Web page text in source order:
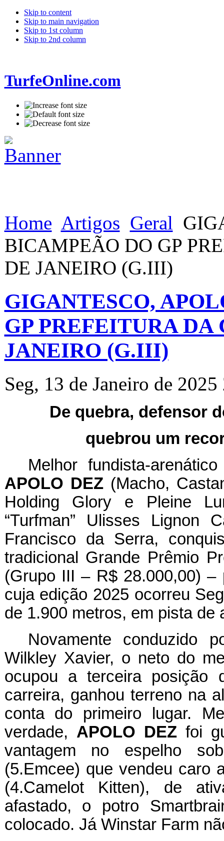
Skip to content
Skip to main navigation
Skip to 1st column
Skip to 2nd column
TurfeOnline.com
Home Artigos Geral
BICAMPEÃO DO GP
DE JANEIRO (G.III)
GIGANTESCO,
GP PREFEITURA
JANEIRO (G.III)
Seg, 13 de Janeiro de
De quebra, defensor
quebrou um
Melhor fundista-
APOLO DEZ(Macho,
Holding Glory e Pleine
“Turfman” Ulisses Lignon
Francisco da Serra,
tradicional Grande Prêmio
(Grupo III – R$ 28.000,00)
cuja edição 2025 ocorreu
de 1.900 metros, em pista de
Novamente conduzido
Wilkley Xavier, o neto do
ocupou a terceira posição
carreira, ganhou terreno na
conta do primeiro lugar.
verdade, APOLO DEZfoi
vantagem no espelho
(5.Emcee) que vendeu caro
(4.Camelot Kitten), de
afastado, o potro
colocado. Já Winstar Farm